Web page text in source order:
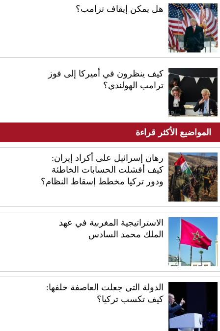
هل يمكن إيقاف ترامب؟
كيف ينظرون في أميركا إلى فوز
ترامب الهولندي؟
المواضيع الأكثر قراءة
رهان إسرائيل على أكراد إيران:
كيف أفشلت الحسابات الخاطئة
ودور تركيا مخطط إسقاط النظام؟
الاستراتيجية المغربية في عهد
الملك محمد السادس
الدولة التي جعلت العاصفة خلفها:
كيف تكسب تركيا؟